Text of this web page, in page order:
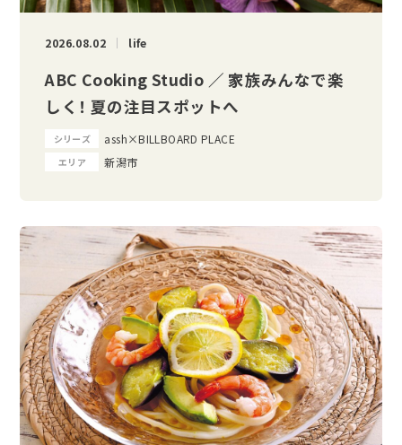
2026.08.02 life
ABC Cooking Studio ／ 家族みんなで楽
しく！ 夏の注目スポットへ
シリーズ assh×BILLBOARD PLACE
エリア 新潟市